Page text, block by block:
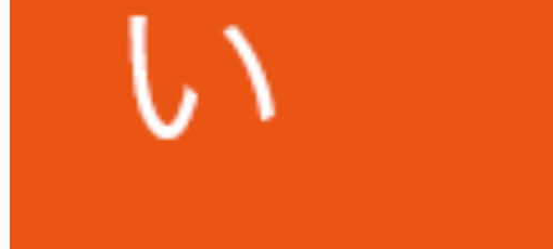
本当に便利なキャッシュレス決済サ
ービスとは？記帳代行の際、利用し
た経費がどう扱われるのかも解説